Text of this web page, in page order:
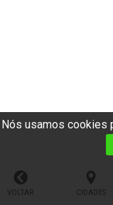
Nós usamos cookies
VOLTAR CIDADES